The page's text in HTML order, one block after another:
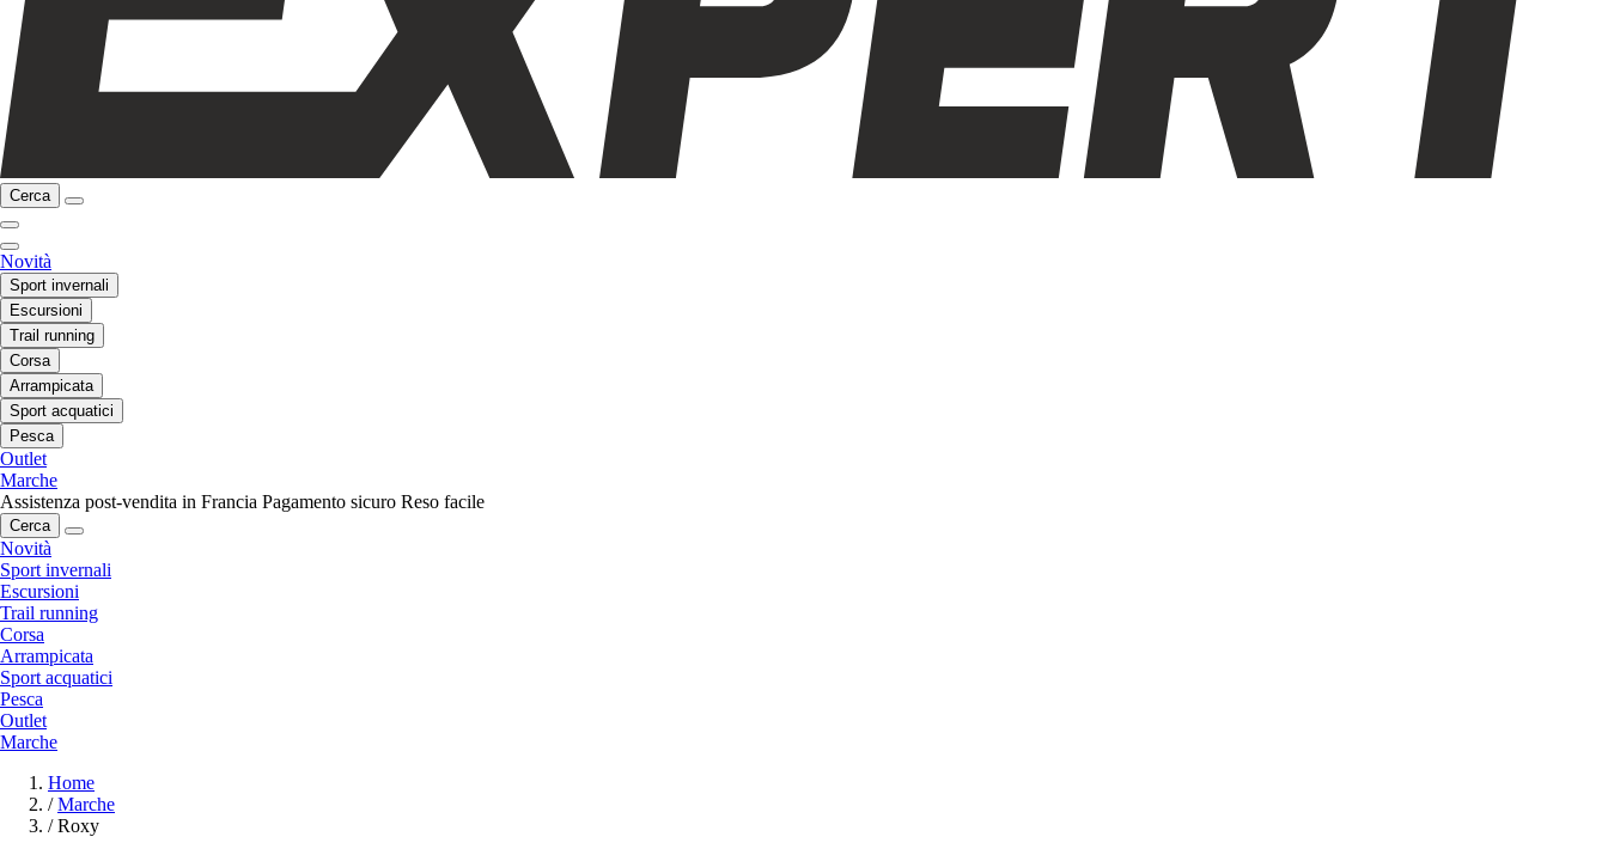
Cerca
Novità
Sport invernali
Escursioni
Trail running
Corsa
Arrampicata
Sport acquatici
Pesca
Outlet
Marche
Assistenza post-vendita in Francia Pagamento sicuro Reso facile
Cerca
Novità
Sport invernali
Escursioni
Trail running
Corsa
Arrampicata
Sport acquatici
Pesca
Outlet
Marche
Home
/ Marche
/ Roxy